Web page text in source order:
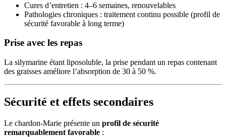
Cures d’entretien : 4–6 semaines, renouvelables
Pathologies chroniques : traitement continu possible (profil de
sécurité favorable à long terme)
Prise avec les repas
La silymarine étant liposoluble, la prise pendant un repas contenant
des graisses améliore l’absorption de 30 à 50 %.
Sécurité et effets secondaires
Le chardon-Marie présente un profil de sécurité
remarquablement favorable :